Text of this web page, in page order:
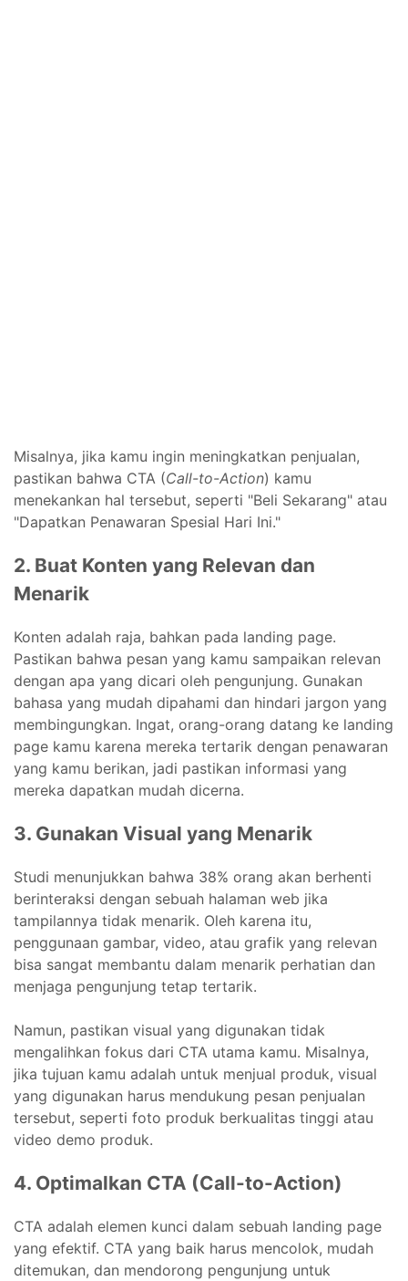
Misalnya, jika kamu ingin meningkatkan penjualan,
pastikan bahwa CTA (Call-to-Action) kamu
menekankan hal tersebut, seperti "Beli Sekarang" atau
"Dapatkan Penawaran Spesial Hari Ini."
2. Buat Konten yang Relevan dan
Menarik
Konten adalah raja, bahkan pada landing page.
Pastikan bahwa pesan yang kamu sampaikan relevan
dengan apa yang dicari oleh pengunjung. Gunakan
bahasa yang mudah dipahami dan hindari jargon yang
membingungkan. Ingat, orang-orang datang ke landing
page kamu karena mereka tertarik dengan penawaran
yang kamu berikan, jadi pastikan informasi yang
mereka dapatkan mudah dicerna.
3. Gunakan Visual yang Menarik
Studi menunjukkan bahwa 38% orang akan berhenti
berinteraksi dengan sebuah halaman web jika
tampilannya tidak menarik. Oleh karena itu,
penggunaan gambar, video, atau grafik yang relevan
bisa sangat membantu dalam menarik perhatian dan
menjaga pengunjung tetap tertarik.
Namun, pastikan visual yang digunakan tidak
mengalihkan fokus dari CTA utama kamu. Misalnya,
jika tujuan kamu adalah untuk menjual produk, visual
yang digunakan harus mendukung pesan penjualan
tersebut, seperti foto produk berkualitas tinggi atau
video demo produk.
4. Optimalkan CTA (Call-to-Action)
CTA adalah elemen kunci dalam sebuah landing page
yang efektif. CTA yang baik harus mencolok, mudah
ditemukan, dan mendorong pengunjung untuk